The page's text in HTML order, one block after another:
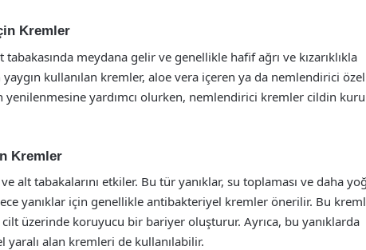
Kremler
meydana gelir ve genellikle hafif ağrı ve kızarıklıkla
kullanılan kremler, aloe vera içeren ya da nemlendirici
yardımcı olurken, nemlendirici kremler cildin
Kremler
alt tabakalarını etkiler. Bu tür yanıklar, su toplaması ve daha
yanıklar için genellikle antibakteriyel kremler önerilir. Bu
üzerinde koruyucu bir bariyer oluşturur. Ayrıca, bu yanıklarda
yaralı alan kremleri de kullanılabilir.